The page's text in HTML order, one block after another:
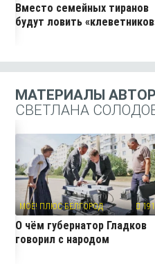
Вместо семейных тиранов
будут ловить
МАТЕРИАЛЫ
СВЕТЛАНА
МОЁ! ПЛЮС БЕЛГОРОД 191
О чём губернатор Гладков
говорил с народом